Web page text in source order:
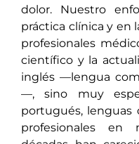
dolor. Nuestro
práctica clínica y en
profesionales
científico y la
inglés —lengua
—, sino muy
portugués, lenguas
profesionales